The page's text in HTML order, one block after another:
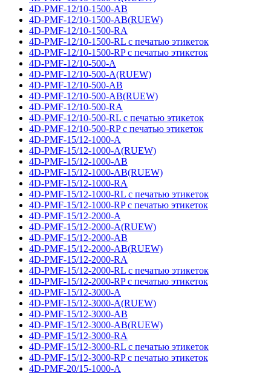
4D-PMF-12/10-1500-AB
4D-PMF-12/10-1500-AB(RUEW)
4D-PMF-12/10-1500-RA
4D-PMF-12/10-1500-RL с печатью этикеток
4D-PMF-12/10-1500-RP с печатью этикеток
4D-PMF-12/10-500-A
4D-PMF-12/10-500-A(RUEW)
4D-PMF-12/10-500-AB
4D-PMF-12/10-500-AB(RUEW)
4D-PMF-12/10-500-RA
4D-PMF-12/10-500-RL с печатью этикеток
4D-PMF-12/10-500-RP с печатью этикеток
4D-PMF-15/12-1000-A
4D-PMF-15/12-1000-A(RUEW)
4D-PMF-15/12-1000-AB
4D-PMF-15/12-1000-AB(RUEW)
4D-PMF-15/12-1000-RA
4D-PMF-15/12-1000-RL с печатью этикеток
4D-PMF-15/12-1000-RP с печатью этикеток
4D-PMF-15/12-2000-A
4D-PMF-15/12-2000-A(RUEW)
4D-PMF-15/12-2000-AB
4D-PMF-15/12-2000-AB(RUEW)
4D-PMF-15/12-2000-RA
4D-PMF-15/12-2000-RL с печатью этикеток
4D-PMF-15/12-2000-RP с печатью этикеток
4D-PMF-15/12-3000-A
4D-PMF-15/12-3000-A(RUEW)
4D-PMF-15/12-3000-AB
4D-PMF-15/12-3000-AB(RUEW)
4D-PMF-15/12-3000-RA
4D-PMF-15/12-3000-RL с печатью этикеток
4D-PMF-15/12-3000-RP с печатью этикеток
4D-PMF-20/15-1000-A